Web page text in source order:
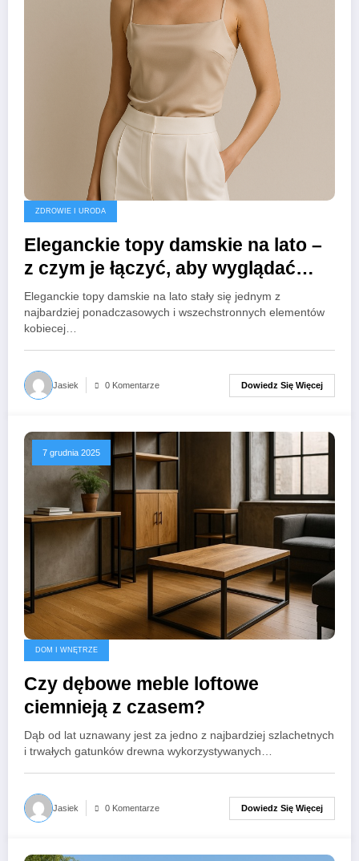
ZDROWIE I URODA
Eleganckie topy damskie na lato –
z czym je łączyć, aby wyglądać
stylowo?
Eleganckie topy damskie na lato stały się jednym z
najbardziej ponadczasowych i wszechstronnych elementów
kobiecej…
Jasiek 0 Komentarze Dowiedz Się Więcej
7 grudnia 2025
DOM I WNĘTRZE
Czy dębowe meble loftowe
ciemnieją z czasem?
Dąb od lat uznawany jest za jedno z najbardziej szlachetnych
i trwałych gatunków drewna wykorzystywanych…
Jasiek 0 Komentarze Dowiedz Się Więcej